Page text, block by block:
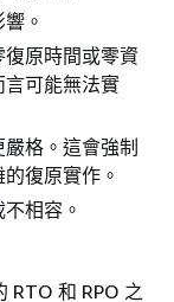
。
原時間或零資
可能無法實
格。這會強制
復原實作。
相容。
RTO 和 RPO 之